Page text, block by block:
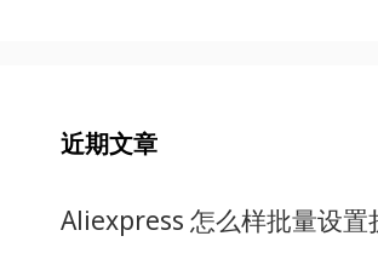
近期文章
Aliexpress 怎么样批量设置